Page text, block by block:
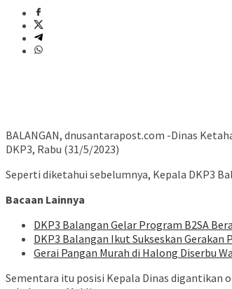
BALANGAN, dnusantarapost.com -Dinas
DKP3, Rabu (31/5/2023)
Seperti diketahui sebelumnya, Kepala DKP3
Bacaan Lainnya
DKP3 Balangan Gelar Program B2SA
DKP3 Balangan Ikut Sukseskan Gerakan
Gerai Pangan Murah di Halong Diserbu
Sementara itu posisi Kepala Dinas digantikan